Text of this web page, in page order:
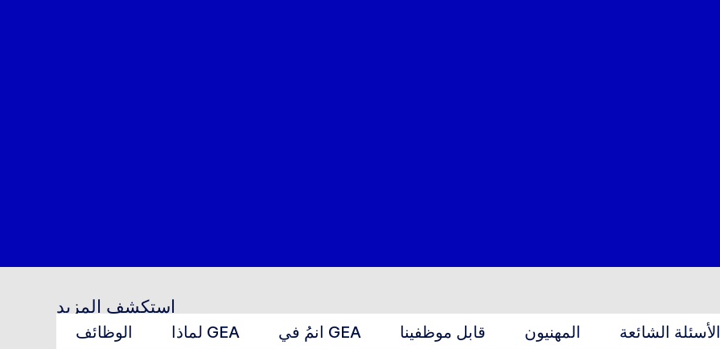
استكشف المزيد
الوظائف لماذا GEA انمُ في GEA قابل موظفينا المهنيون الأسئلة الشائعة